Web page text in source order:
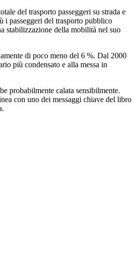
del trasporto passeggeri su strada e
i passeggeri del trasporto pubblico
stabilizzazione della mobilità nel suo
di poco meno del 6 %. Dal 2000
più condensato e alla messa in
probabilmente calata sensibilmente.
con uno dei messaggi chiave del libro